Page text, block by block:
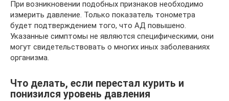
При возникновении подобных признаков необходимо
измерить давление. Только показатель тонометра
будет подтверждением того, что АД повышено.
Указанные симптомы не являются специфическими, они
могут свидетельствовать о многих иных заболеваниях
организма.
Что делать, если перестал курить и
понизился уровень давления